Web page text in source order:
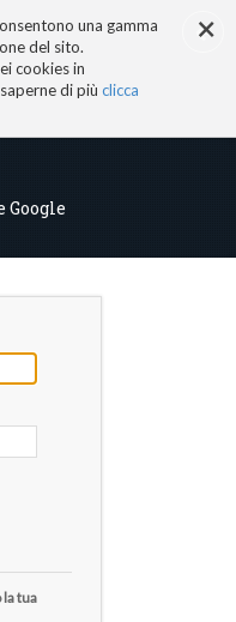
×
una gamma
del sito.
cookies in
di più clicca
tua